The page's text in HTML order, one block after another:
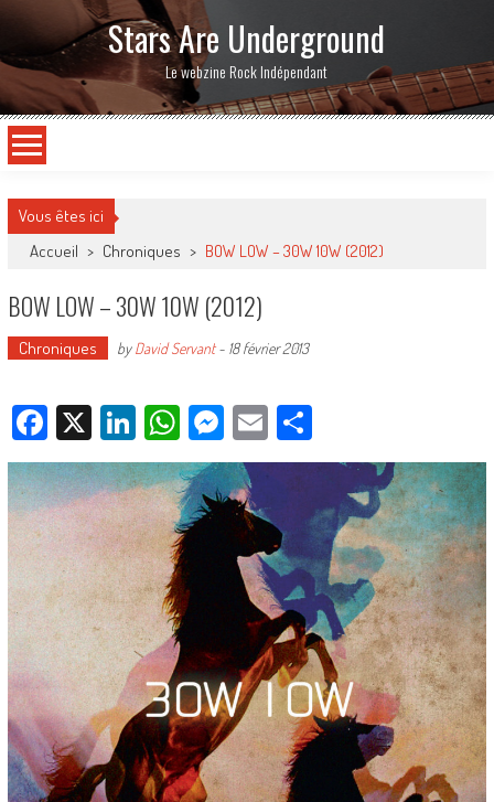
Stars Are Underground
Le webzine Rock Indépendant
Vous êtes ici
Accueil > Chroniques > BOW LOW – 30W 10W (2012)
BOW LOW – 30W 10W (2012)
Chroniques byDavid Servant- 18 février 2013
Facebook
X LinkedIn
WhatsApp
Messenger
EmailPartager